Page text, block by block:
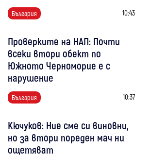
България 10:43
Проверките на НАП: Почти
всеки втори обект по
Южното Черноморие е с
нарушение
България 10:37
Кючуков: Ние сме си виновни,
но за втори пореден мач ни
ощетяват